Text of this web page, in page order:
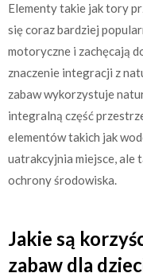
Elementy takie jak tory
się coraz bardziej
motoryczne i zachęcają
znaczenie integracji z
zabaw wykorzystuje
integralną część
elementów takich jak
uatrakcyjnia miejsce, ale
ochrony środowiska.
Jakie są
zabaw dla